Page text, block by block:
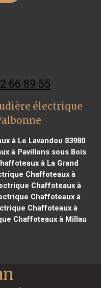
66 89 55
électrique
à Le Lavandou 83980
à Pavillons sous Bois
à La Grand
Chaffoteaux à
Chaffoteaux à
Chaffoteaux à
Chaffoteaux à
Chaffoteaux à Millau